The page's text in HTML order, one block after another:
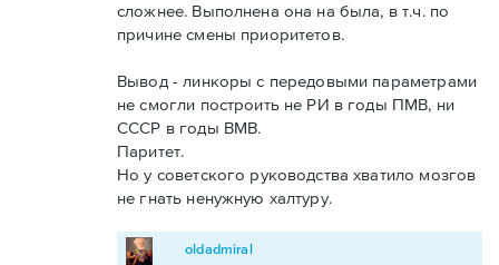
сложнее. Выполнена она на была, в т.ч. по
причине смены приоритетов.
Вывод - линкоры с передовыми параметрами
не смогли построить не РИ в годы ПМВ, ни
СССР в годы ВМВ.
Паритет.
Но у советского руководства хватило мозгов
не гнать ненужную халтуру.
oldadmiral